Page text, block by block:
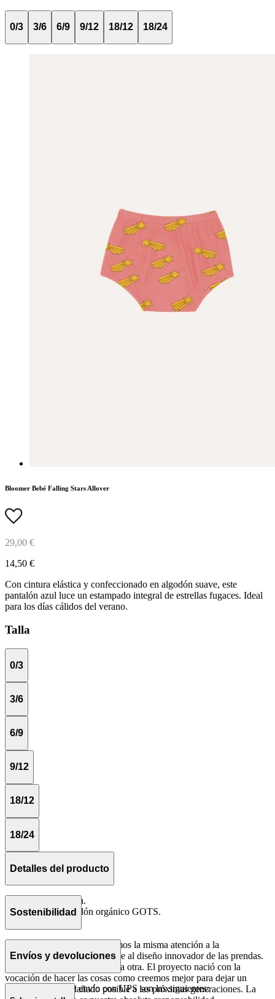
0/3 3/6 6/9 9/12 18/12 18/24
Bloomer Bebé Falling Stars Allover
29,00 €
14,50 €
Con cintura elástica y confeccionado en algodón suave, este
pantalón azul luce un estampado integral de estrellas fugaces. Ideal
para los días cálidos del verano.
Talla
0/3
3/6
6/9
9/12
18/12
18/24
Detalles del producto
Elástico en cinturilla.
Costilla 100% algodón orgánico GOTS.
Sostenibilidad
En The Campamento, prestamos la misma atención a la
sostenibilidad del producto que al diseño innovador de las prendas.
No entendemos una cosa sin la otra. El proyecto nació con la
vocación de hacer las cosas como creemos mejor para dejar un
mundo lo menos dañado posible a las próximas generaciones. La
Envíos y devoluciones
Nuestras tarifas de envío con UPS son las siguientes: